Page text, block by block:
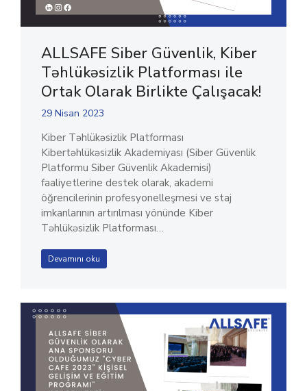
ALLSAFE Siber Güvenlik, Kiber
Təhlükəsizlik Platforması ile
Ortak Olarak Birlikte Çalışacak!
29 Nisan 2023
Kiber Təhlükəsizlik Platforması
Kibertəhlükəsizlik Akademiyası (Siber Güvenlik
Platformu Siber Güvenlik Akademisi)
faaliyetlerine destek olarak, akademi
öğrencilerinin profesyonelleşmesi ve staj
imkanlarının artırılması yönünde Kiber
Təhlükəsizlik Platforması…
Devamını oku